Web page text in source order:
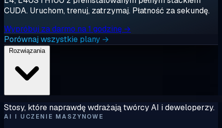
CUDA. Uruchom, trenuj, zatrzymaj. Płatność za sekundę.
Wypróbuj za darmo na 1 godzinę →
Porównaj wszystkie plany →
Rozwiązania
Stosy, które naprawdę wdrażają twórcy AI i deweloperzy.
AI I UCZENIE MASZYNOWE